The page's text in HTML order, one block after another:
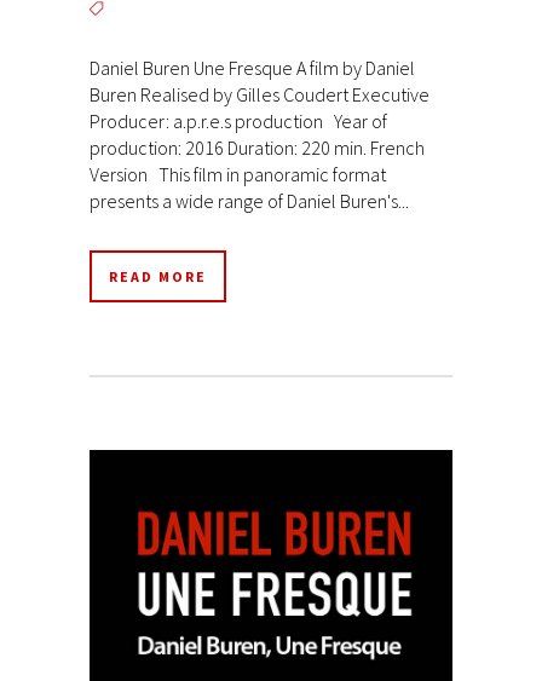
Daniel Buren Une Fresque A film by Daniel
Buren Realised by Gilles Coudert Executive
Producer: a.p.r.e.s production Year of
production: 2016 Duration: 220 min. French
Version This film in panoramic format
presents a wide range of Daniel Buren's...
READ MORE